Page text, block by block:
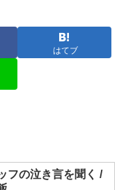
はてブ
フの泣き言を聞く /